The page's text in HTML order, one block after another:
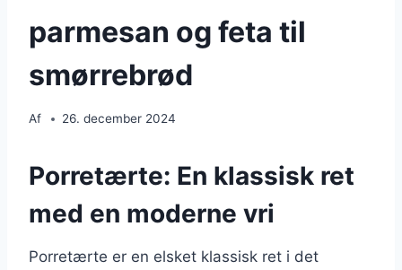
parmesan og feta til
smørrebrød
Af 26. december 2024
Porretærte: En klassisk ret
med en moderne vri
Porretærte er en elsket klassisk ret i det